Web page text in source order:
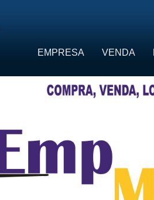
EMPRESA VENDA